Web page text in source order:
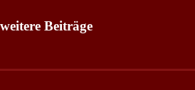
weitere Beiträge